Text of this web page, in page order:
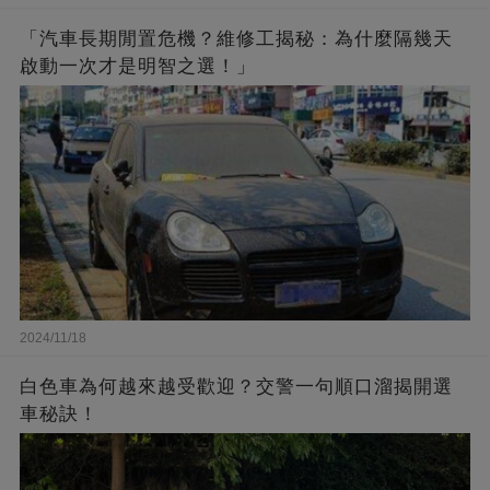
「汽車長期閒置危機？維修工揭秘：為什麼隔幾天
啟動一次才是明智之選！」
2024/11/18
白色車為何越來越受歡迎？交警一句順口溜揭開選
車秘訣！